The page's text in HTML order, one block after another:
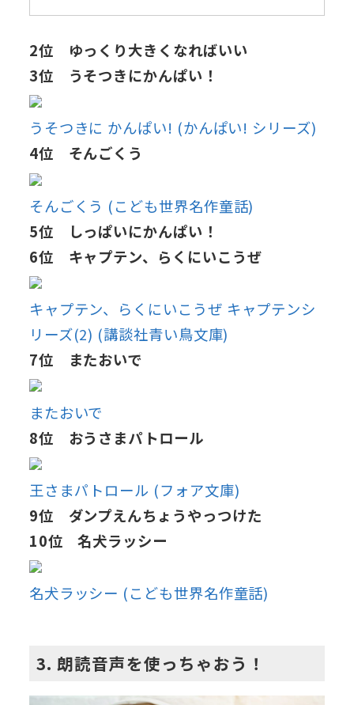
2位 ゆっくり大きくなればいい
3位 うそつきにかんぱい！
うそつきに かんぱい! (かんぱい! シリーズ)
4位 そんごくう
そんごくう (こども世界名作童話)
5位 しっぱいにかんぱい！
6位 キャプテン、らくにいこうぜ
キャプテン、らくにいこうぜ キャプテンシ
リーズ(2) (講談社青い鳥文庫)
7位 またおいで
またおいで
8位 おうさまパトロール
王さまパトロール (フォア文庫)
9位 ダンプえんちょうやっつけた
10位 名犬ラッシー
名犬ラッシー (こども世界名作童話)
3. 朗読音声を使っちゃおう！